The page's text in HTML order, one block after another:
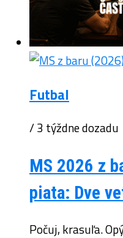
Futbal
/ 3 týždne dozadu
MS 2026 z
piata: Dve
Počuj, krasuľa.